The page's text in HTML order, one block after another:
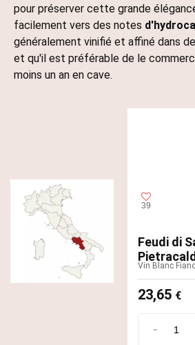
pour préserver cette grande
facilement vers des notes
généralement vinifié et affiné dans
et qu'il est préférable de le
moins un an en cave.
39
Feudi di
Vin Blanc
23,65 €
-